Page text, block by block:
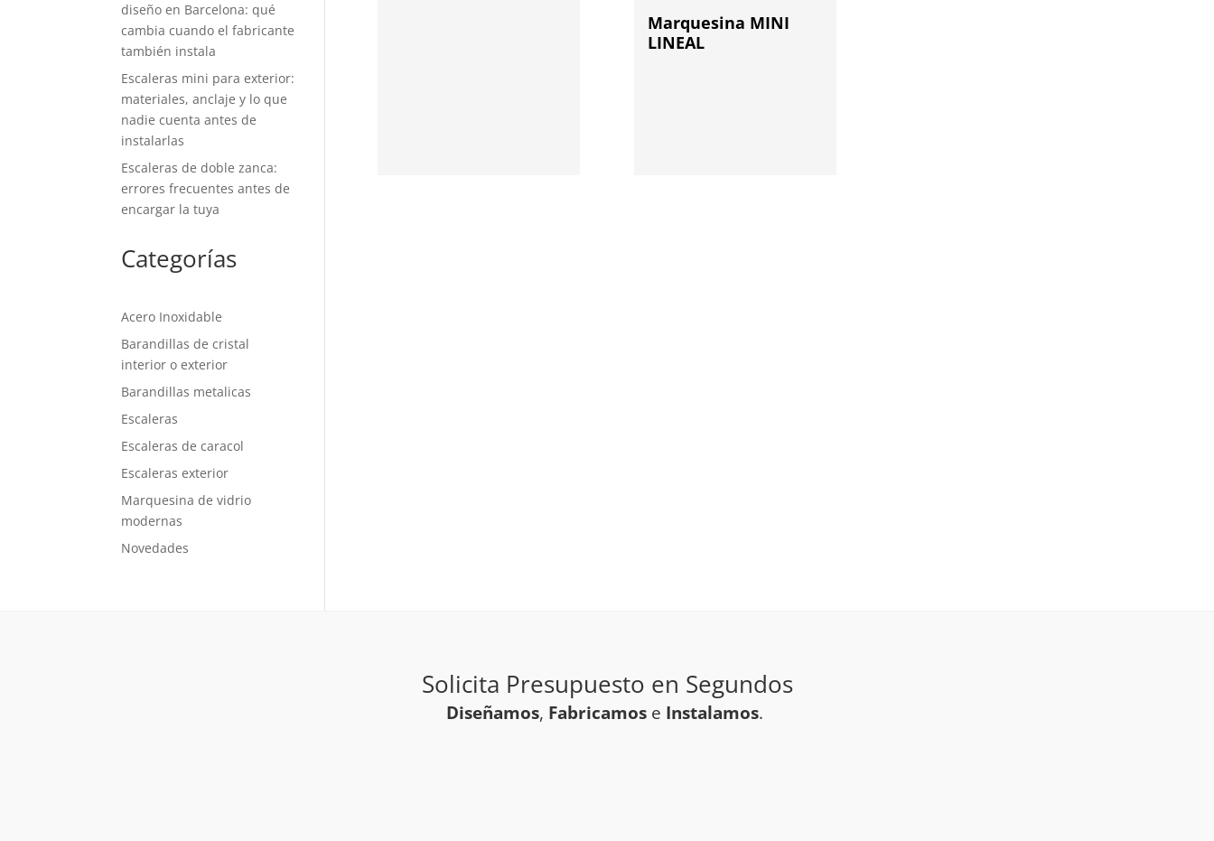
Marquesina MINI
LINEAL
diseño en Barcelona: qué
cambia cuando el fabricante
también instala
Escaleras mini para exterior:
materiales, anclaje y lo que
nadie cuenta antes de
instalarlas
Escaleras de doble zanca:
errores frecuentes antes de
encargar la tuya
Categorías
Acero Inoxidable
Barandillas de cristal
interior o exterior
Barandillas metalicas
Escaleras
Escaleras de caracol
Escaleras exterior
Marquesina de vidrio
modernas
Novedades
Solicita Presupuesto en Segundos
Diseñamos, Fabricamos e Instalamos.